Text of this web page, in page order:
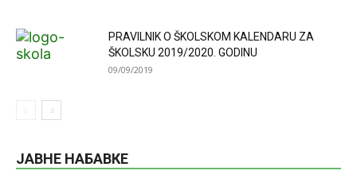
PRAVILNIK O ŠKOLSKOM KALENDARU ZA
ŠKOLSKU 2019/2020. GODINU
09/09/2019
ЈАВНЕ НАБАВКЕ